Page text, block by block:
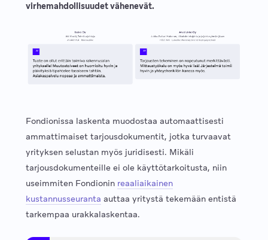
virhemahdollisuudet vähenevät.
Fondionissa laskenta muodostaa automaattisesti
ammattimaiset tarjousdokumentit, jotka turvaavat
yrityksen selustan myös juridisesti. Mikäli
tarjousdokumenteille ei ole käyttötarkoitusta, niin
useimmiten Fondionin reaaliaikainen
kustannusseuranta auttaa yritystä tekemään entistä
tarkempaa urakkalaskentaa.